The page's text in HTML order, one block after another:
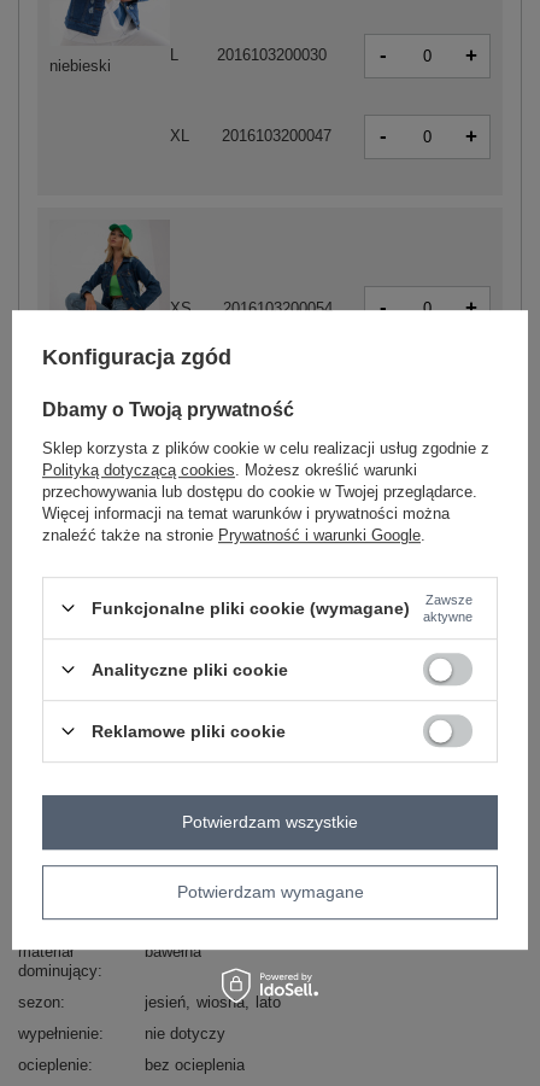
niebieski
L 2016103200030 - +
XL 2016103200047 - +
ciemny niebieski
XS 2016103200054 - +
ZALOGUJ SIĘ I ZOBACZ CENĘ
skład materiału: 97% bawełna, 3% elastan
RO-KR-CKT-4006.16X
okazja
codzienne
dominujący
gładki
materiał
dominujący
bawełna
sezon jesień wiosna
lato
wypełnienie
nie dotyczy
ocieplenie
bez ocieplenia
Konfiguracja zgód
Dbamy o Twoją prywatność
Sklep korzysta z plików cookie w celu realizacji usług zgodnie z
Polityką dotyczącą cookies . Możesz określić warunki
przechowywania lub dostępu do cookie w Twojej przeglądarce.
Więcej informacji na temat warunków i prywatności można
znaleźć także na stronie Prywatność i warunki Google
Funkcjonalne pliki cookie (wymagane)
Zawsze
aktywne
Analityczne pliki cookie
Reklamowe pliki cookie
Potwierdzam wymagane
Potwierdzam wszystkie